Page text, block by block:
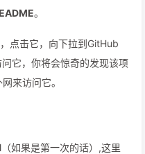
。
点击它，向下拉到GitHub
它，你将会惊奇的发现该项
来访问它。
如果是第一次的话）,这里